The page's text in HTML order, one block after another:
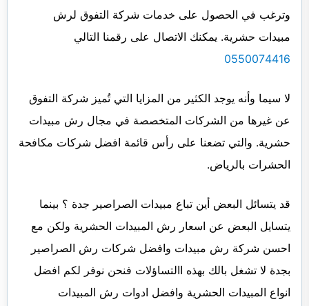
وترغب في الحصول على خدمات شركة التفوق لرش
مبيدات حشرية. يمكنك الاتصال على رقمنا التالي
0550074416
لا سيما وأنه يوجد الكثير من المزايا التي تُميز شركة التفوق
عن غيرها من الشركات المتخصصة في مجال رش مبيدات
حشرية. والتي تضعنا على رأس قائمة افضل شركات مكافحة
الحشرات بالرياض.
قد يتسائل البعض أين تباع مبيدات الصراصير جدة ؟ بينما
يتسايل البعض عن اسعار رش المبيدات الحشرية ولكن مع
احسن شركة رش مبيدات وافضل شركات رش الصراصير
بجدة لا تشغل بالك بهذه االتساؤلات فنحن نوفر لكم افضل
انواع المبيدات الحشرية وافضل ادوات رش المبيدات